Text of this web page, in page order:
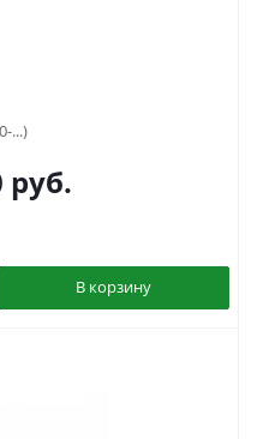
...)
руб.
В корзину